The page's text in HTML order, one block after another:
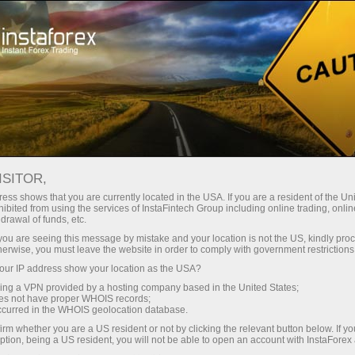
InstaForex pada ponsel anda
Forex trading app for
mobile devices IOS,
Android
Berdagang dengan InstaForex kapan saja dan
di mana saja! Aplikasi seluler InstaForex untuk
iOS dan Android memungkinkan Anda
shows that you are currently located in the USA. If you are a resident of the
from using the services of InstaFintech Group including online trading,
of funds, etc.
are seeing this message by mistake and your location is not the US, kindly
you must leave the website in order to comply with government
IP address show your location as the USA?
a VPN provided by a hosting company based in the United States;
not have proper WHOIS records;
in the WHOIS geolocation database.
whether you are a US resident or not by clicking the relevant button below. If
being a US resident, you will not be able to open an account with InstaForex